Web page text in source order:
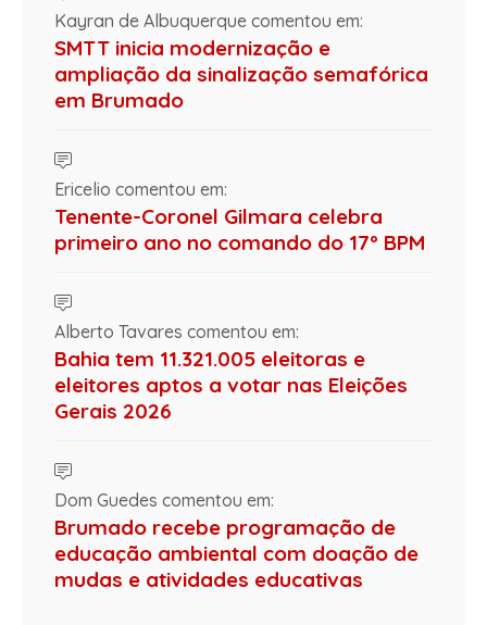
Kayran de Albuquerque comentou em:
SMTT inicia modernização e
ampliação da sinalização semafórica
em Brumado
Ericelio comentou em:
Tenente-Coronel Gilmara celebra
primeiro ano no comando do 17º BPM
Alberto Tavares comentou em:
Bahia tem 11.321.005 eleitoras e
eleitores aptos a votar nas Eleições
Gerais 2026
Dom Guedes comentou em:
Brumado recebe programação de
educação ambiental com doação de
mudas e atividades educativas